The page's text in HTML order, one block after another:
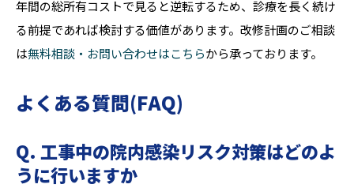
年間の総所有コストで見ると逆転するため、診療を長く続け
る前提であれば検討する価値があります。改修計画のご相談
は無料相談・お問い合わせはこちらから承っております。
よくある質問(FAQ)
Q. 工事中の院内感染リスク対策はどのよ
うに行いますか